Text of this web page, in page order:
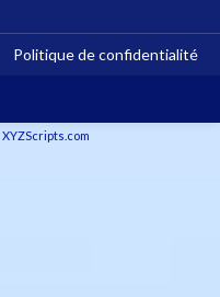
Politique de confidentialité
XYZScripts.com